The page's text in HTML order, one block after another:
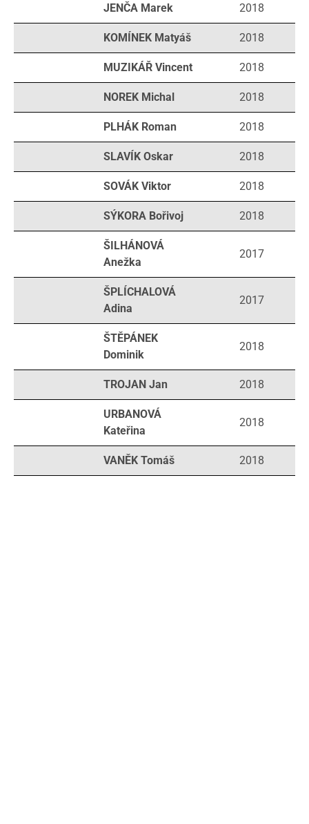
JENČA Marek 2018
KOMÍNEK Matyáš 2018
MUZIKÁŘ Vincent 2018
NOREK Michal 2018
PLHÁK Roman 2018
SLAVÍK Oskar 2018
SOVÁK Viktor 2018
SÝKORA Bořivoj 2018
ŠILHÁNOVÁ
Anežka
2017
ŠPLÍCHALOVÁ
Adina
2017
ŠTĚPÁNEK
Dominik
2018
TROJAN Jan 2018
URBANOVÁ
Kateřina
2018
VANĚK Tomáš 2018